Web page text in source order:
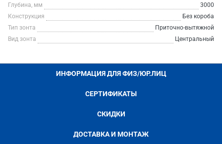
Глубина, мм
3000
Конструкция
Без короба
Тип зонта
Приточно-вытяжной
Вид зонта
Центральный
ИНФОРМАЦИЯ ДЛЯ ФИЗ/ЮР.ЛИЦ
СЕРТИФИКАТЫ
СКИДКИ
ДОСТАВКА И МОНТАЖ